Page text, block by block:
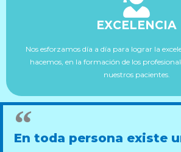
EXCELENCIA
Nos esforzamos día a día para lograr la
hacemos, en la formación de los
nuestros pacientes.
En toda persona existe